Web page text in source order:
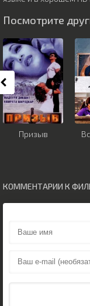
Посмотрите
Призыв
КОММЕНТАРИИ К